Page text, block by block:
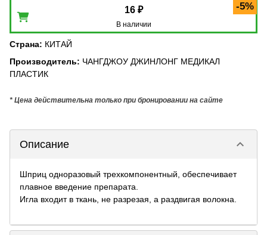
-5%
16 ₽
В наличии
Страна: КИТАЙ
Производитель: ЧАНГДЖОУ ДЖИНЛОНГ МЕДИКАЛ
ПЛАСТИК
* Цена действительна только при бронировании на сайте
Описание keyboard_arrow_down
Шприц одноразовый трехкомпонентный, обеспечивает
плавное введение препарата.
Игла входит в ткань, не разрезая, а раздвигая волокна.